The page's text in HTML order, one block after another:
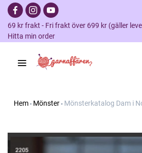
69 kr frakt - Fri frakt över 699 kr (gäller
Hitta min order
Hem Mönster Mönsterkatalog Dam i